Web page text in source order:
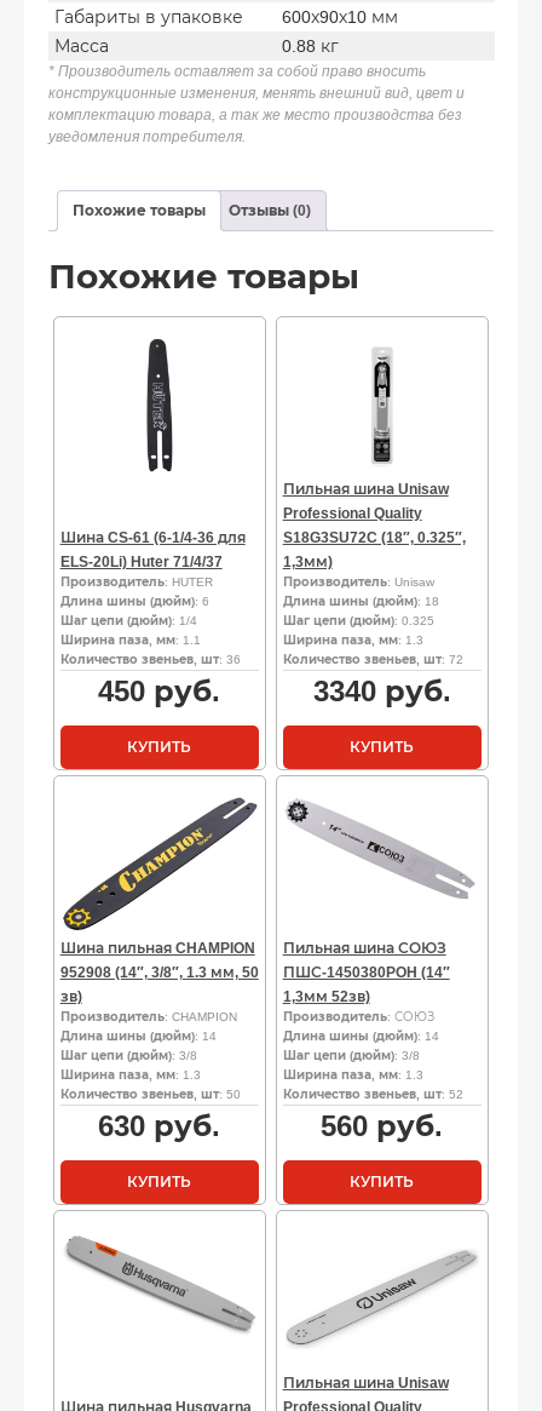
Габариты в упаковке
600х90х10 мм
Масса
0.88 кг
* Производитель оставляет за собой право вносить
конструкционные изменения, менять внешний вид, цвет и
комплектацию товара, а так же место производства без
уведомления потребителя.
Похожие товары Отзывы (0)
Похожие товары
Шина CS-61 (6-1/4-36 для
ELS-20Li) Huter 71/4/37
Производитель: HUTER
Длина шины (дюйм): 6
Шаг цепи (дюйм): 1/4
Ширина паза, мм: 1.1
Количество звеньев, шт: 36
450 руб.
КУПИТЬ
Пильная шина Unisaw
Professional Quality
S18G3SU72C (18″, 0.325″,
1,3мм)
Производитель: Unisaw
Длина шины (дюйм): 18
Шаг цепи (дюйм): 0.325
Ширина паза, мм: 1.3
Количество звеньев, шт: 72
3340руб.
КУПИТЬ
Шина пильная CHAMPION
952908 (14″, 3/8″, 1.3 мм, 50
зв)
Производитель: CHAMPION
Длина шины (дюйм): 14
Шаг цепи (дюйм): 3/8
Ширина паза, мм: 1.3
Количество звеньев, шт: 50
630 руб.
КУПИТЬ
Пильная шина СОЮЗ
ПШС-1450380POH (14″
1,3мм 52зв)
Производитель: СОЮЗ
Длина шины (дюйм): 14
Шаг цепи (дюйм): 3/8
Ширина паза, мм: 1.3
Количество звеньев, шт: 52
560 руб.
КУПИТЬ
Шина пильная Husqvarna
Пильная шина Unisaw
Professional Quality